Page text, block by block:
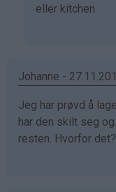
svar
Merethe
bekreftet)
eller kitchen.
Johanne -
Jeg har prøvd å
har den skilt seg
resten. Hvorfor det?